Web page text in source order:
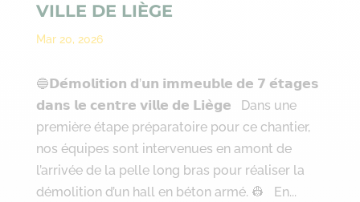
VILLE DE LIÈGE
Mar 20, 2026
🔵𝗗𝗲́𝗺𝗼𝗹𝗶𝘁𝗶𝗼𝗻 𝗱’𝘂𝗻 𝗶𝗺𝗺𝗲𝘂𝗯𝗹𝗲 𝗱𝗲 𝟳 𝗲́𝘁𝗮𝗴𝗲𝘀
𝗱𝗮𝗻𝘀 𝗹𝗲 𝗰𝗲𝗻𝘁𝗿𝗲 𝘃𝗶𝗹𝗹𝗲 𝗱𝗲 𝗟𝗶𝗲̀𝗴𝗲 Dans une
première étape préparatoire pour ce chantier,
nos équipes sont intervenues en amont de
l’arrivée de la pelle long bras pour réaliser la
démolition d’un hall en béton armé. 👷 En...